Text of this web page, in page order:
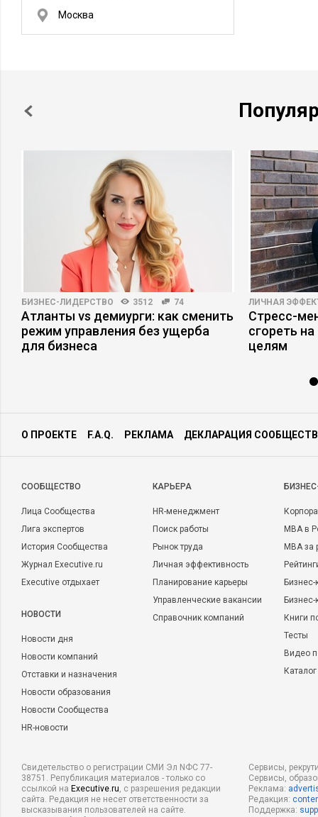
Москва
БИЗНЕС-ЛИДЕРСТВО 3512 74
Атланты vs демиурги: как сменить
режим управления без ущерба
для бизнеса
ЛИЧНАЯ
Стресс-
сгореть
целям
О ПРОЕКТЕ F.A.Q. РЕКЛАМА ДЕКЛАРАЦИЯ
CООБЩЕСТВО
Лица Сообщества
Лига экспертов
История Сообщества
Журнал Executive.ru
Executive отдыхает
НОВОСТИ
Новости дня
Новости компаний
Отставки и назначения
Новости образования
Новости Сообщества
HR-новости
КАРЬЕРА
HR-менеджмент
Поиск работы
Рынок труда
Личная эффективность
Планирование карьеры
Управленческие вакансии
Справочник компаний
MBA в
MBA
Бизнес-
Книги
Тесты
Видео
Свидетельство о регистрации СМИ Эл NФС 77-
38751. Републикация материалов - только со
ссылкой на Executive.ru, с разрешения редакции
сайта. Редакция не несет ответственности за
высказывания пользователей на сайте.
Сервисы,
Сервисы,
Реклама:
Редакция:
Поддержка: